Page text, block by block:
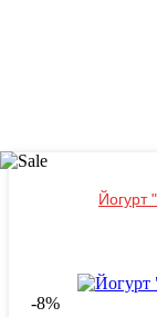
Йогурт
-8%